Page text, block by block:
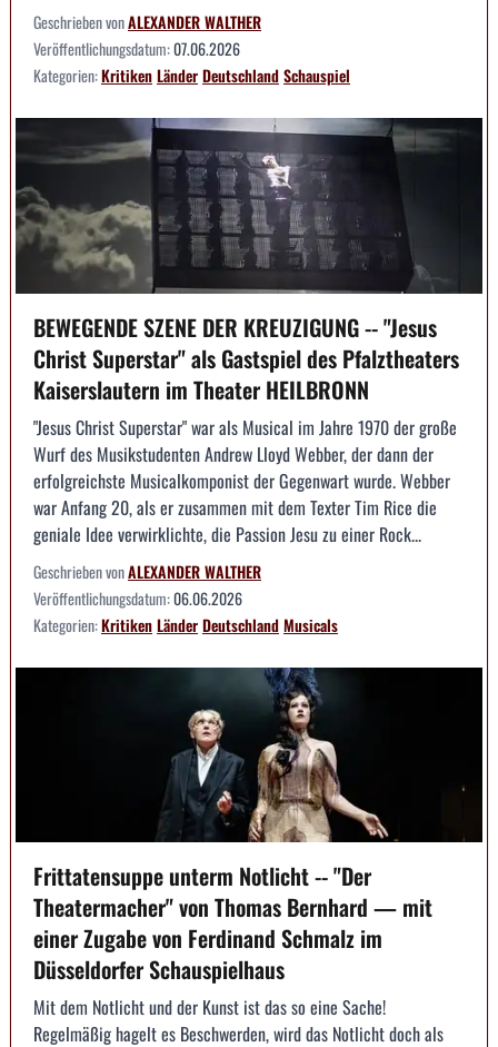
Geschrieben vonALEXANDER WALTHER
Veröffentlichungsdatum:07.06.2026
Kategorien:KritikenLänderDeutschlandSchauspiel
BEWEGENDE SZENE DER KREUZIGUNG -- "Jesus
Christ Superstar" als Gastspiel des Pfalztheaters
Kaiserslautern im Theater HEILBRONN
"Jesus Christ Superstar" war als Musical im Jahre 1970 der große
Wurf des Musikstudenten Andrew Lloyd Webber, der dann der
erfolgreichste Musicalkomponist der Gegenwart wurde. Webber
war Anfang 20, als er zusammen mit dem Texter Tim Rice die
geniale Idee verwirklichte, die Passion Jesu zu einer Rock...
Geschrieben vonALEXANDER WALTHER
Veröffentlichungsdatum:06.06.2026
Kategorien:KritikenLänderDeutschlandMusicals
Frittatensuppe unterm Notlicht -- "Der
Theatermacher" von Thomas Bernhard — mit
einer Zugabe von Ferdinand Schmalz im
Düsseldorfer Schauspielhaus
Mit dem Notlicht und der Kunst ist das so eine Sache!
Regelmäßig hagelt es Beschwerden, wird das Notlicht doch als